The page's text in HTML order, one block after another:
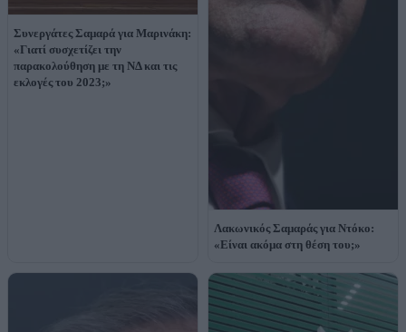
Συνεργάτες Σαμαρά για Μαρινάκη:
«Γιατί συσχετίζει την
παρακολούθηση με τη ΝΔ και τις
εκλογές του 2023;»
Λακωνικός Σαμαράς για Ντόκο:
«Είναι ακόμα στη θέση του;»